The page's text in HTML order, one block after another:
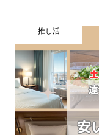
推し活